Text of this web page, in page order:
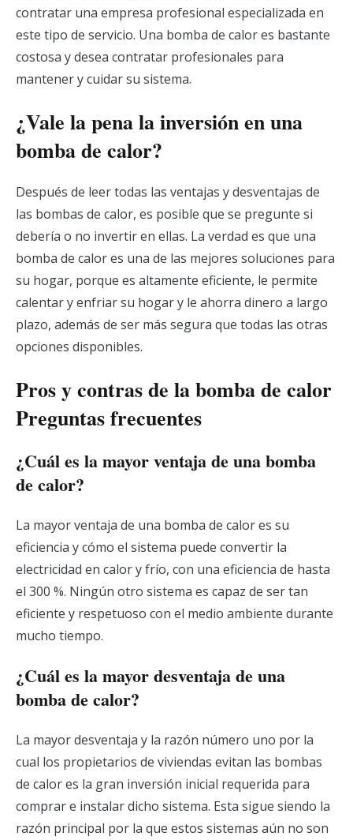
contratar una empresa profesional especializada en
este tipo de servicio. Una bomba de calor es bastante
costosa y desea contratar profesionales para
mantener y cuidar su sistema.
¿Vale la pena la inversión en una
bomba de calor?
Después de leer todas las ventajas y desventajas de
las bombas de calor, es posible que se pregunte si
debería o no invertir en ellas. La verdad es que una
bomba de calor es una de las mejores soluciones para
su hogar, porque es altamente eficiente, le permite
calentar y enfriar su hogar y le ahorra dinero a largo
plazo, además de ser más segura que todas las otras
opciones disponibles.
Pros y contras de la bomba de calor
Preguntas frecuentes
¿Cuál es la mayor ventaja de una bomba
de calor?
La mayor ventaja de una bomba de calor es su
eficiencia y cómo el sistema puede convertir la
electricidad en calor y frío, con una eficiencia de hasta
el 300 %. Ningún otro sistema es capaz de ser tan
eficiente y respetuoso con el medio ambiente durante
mucho tiempo.
¿Cuál es la mayor desventaja de una
bomba de calor?
La mayor desventaja y la razón número uno por la
cual los propietarios de viviendas evitan las bombas
de calor es la gran inversión inicial requerida para
comprar e instalar dicho sistema. Esta sigue siendo la
razón principal por la que estos sistemas aún no son